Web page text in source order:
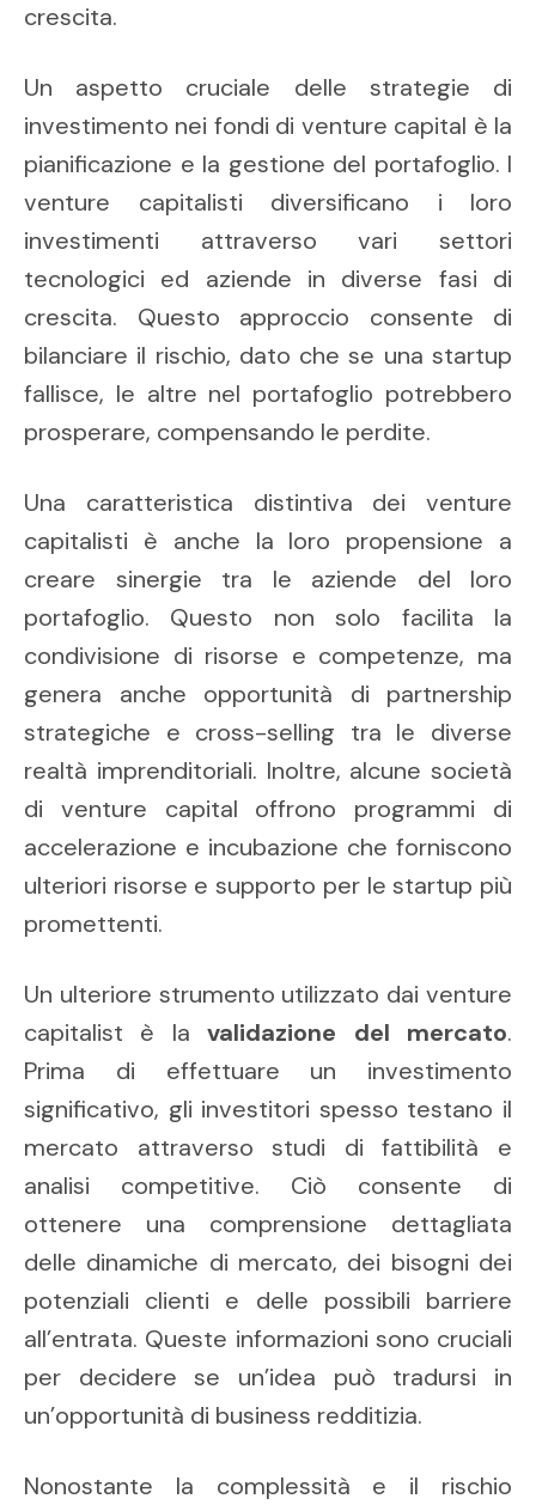
crescita.
Un aspetto cruciale delle strategie di
investimento nei fondi di venture capital è la
pianificazione e la gestione del portafoglio. I
venture capitalisti diversificano i loro
investimenti attraverso vari settori
tecnologici ed aziende in diverse fasi di
crescita. Questo approccio consente di
bilanciare il rischio, dato che se una startup
fallisce, le altre nel portafoglio potrebbero
prosperare, compensando le perdite.
Una caratteristica distintiva dei venture
capitalisti è anche la loro propensione a
creare sinergie tra le aziende del loro
portafoglio. Questo non solo facilita la
condivisione di risorse e competenze, ma
genera anche opportunità di partnership
strategiche e cross-selling tra le diverse
realtà imprenditoriali. Inoltre, alcune società
di venture capital offrono programmi di
accelerazione e incubazione che forniscono
ulteriori risorse e supporto per le startup più
promettenti.
Un ulteriore strumento utilizzato dai venture
capitalist è lavalidazione del mercato.
Prima di effettuare un investimento
significativo, gli investitori spesso testano il
mercato attraverso studi di fattibilità e
analisi competitive. Ciò consente di
ottenere una comprensione dettagliata
delle dinamiche di mercato, dei bisogni dei
potenziali clienti e delle possibili barriere
all’entrata. Queste informazioni sono cruciali
per decidere se un’idea può tradursi in
un’opportunità di business redditizia.
Nonostante la complessità e il rischio